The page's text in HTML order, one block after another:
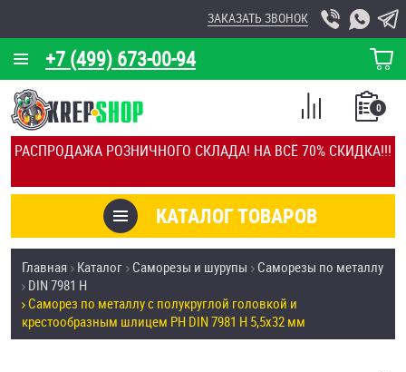
РАСПРОДАЖА РОЗНИЧНОГО СКЛАДА! НА ВСЁ 70% СКИДКА!!!
+7 (499) 673-00-94
ЗАКАЗАТЬ ЗВОНОК
КОРЗИНА
О КОМПАНИИ
КАЛЬКУЛЯТОР
ОТЗЫВЫ
УСЛУГИ
СКИДКИ
КАТАЛОГ ТОВАРОВ
0
СПИСОК
СРАВНЕНИЕ
Товары со скидкой
Анкеры
Антивандальный крепёж, инструмент
Главная Каталог Саморезы и шурупы
Саморезы по металлу
DIN 7981 H
Саморез по металлу с полукруглой головкой и
крестообразным шлицем PH DIN 7981 H 5,5х32 мм